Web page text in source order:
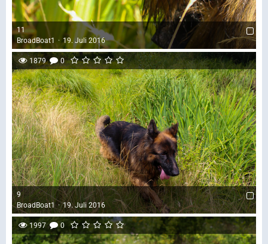
11
BroadBoat1
19. Juli 2016
1879 0
9
BroadBoat1
19. Juli 2016
1997 0